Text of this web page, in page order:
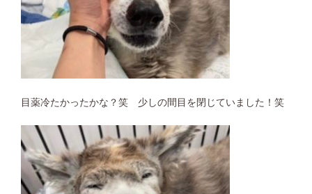
目薬冷たかったかな？笑 少しの間目を閉じていました！笑